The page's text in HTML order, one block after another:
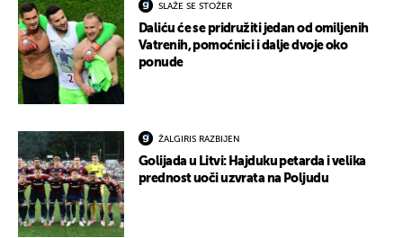
SLAŽE SE STOŽER
Daliću će se pridružiti jedan od omiljenih
Vatrenih, pomoćnici i dalje dvoje oko
ponude
ŽALGIRIS RAZBIJEN
Golijada u Litvi: Hajduku petarda i velika
prednost uoči uzvrata na Poljudu